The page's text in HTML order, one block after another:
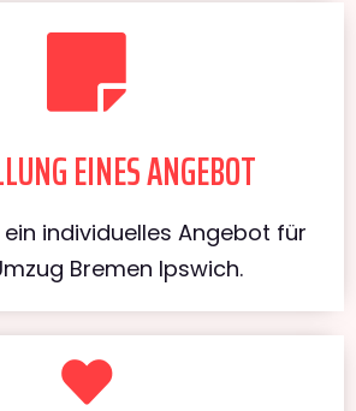
EINES ANGEBOT
individuelles Angebot für
Bremen Ipswich.